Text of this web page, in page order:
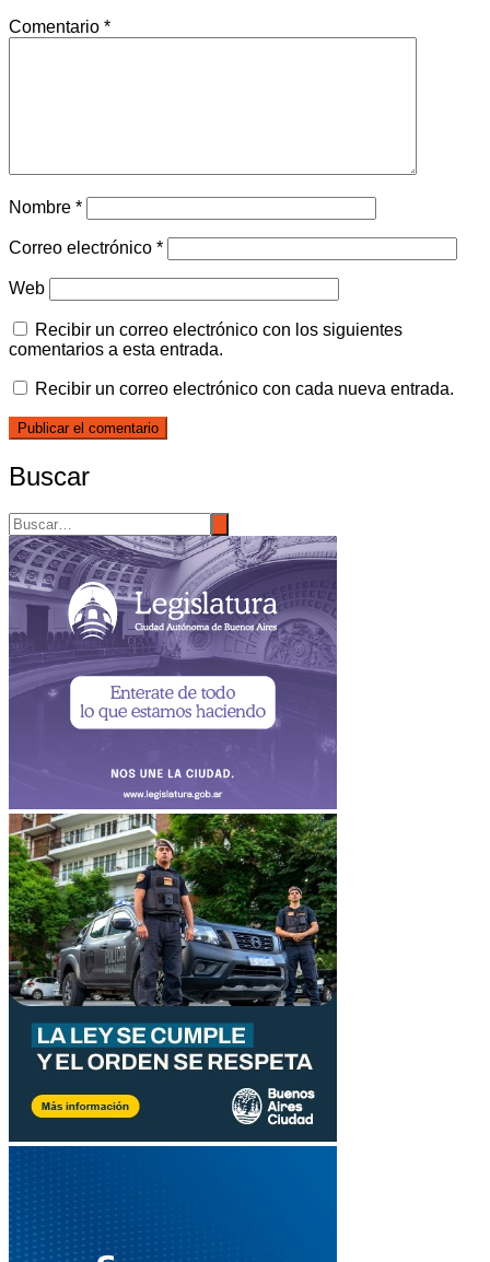
Comentario *
Nombre *
Correo electrónico *
Web
Recibir un correo electrónico con los siguientes
comentarios a esta entrada.
Recibir un correo electrónico con cada nueva entrada.
Buscar